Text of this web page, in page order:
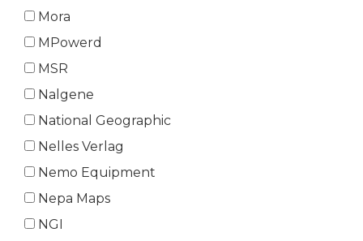
Mora
MPowerd
MSR
Nalgene
National Geographic
Nelles Verlag
Nemo Equipment
Nepa Maps
NGI